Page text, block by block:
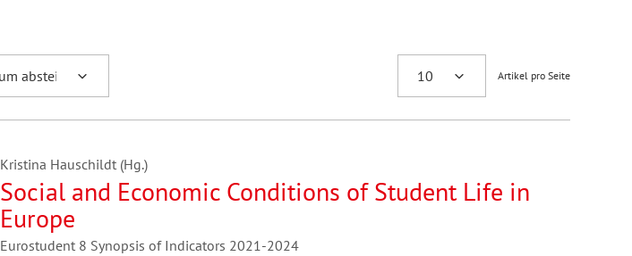
Artikel pro Seite
Kristina Hauschildt (Hg.)
Social and Economic Conditions of Student Life in
Europe
Eurostudent 8 Synopsis of Indicators 2021-2024